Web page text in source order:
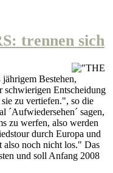
trennen sich
Bestehen,
schwierigen Entscheidung
zu vertiefen.", so die
´Aufwiedersehen´ sagen,
zu werfen, also werden
durch Europa und
also noch nicht los." Das
und soll Anfang 2008